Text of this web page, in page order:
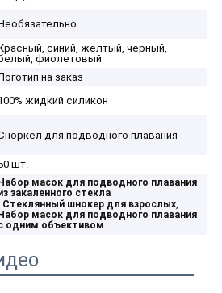
синий, желтый, черный,
фиолетовый
на заказ
жидкий силикон
для подводного плавания
шт.
Набор масок для подводного плавания
закаленного стекла
Стеклянный шнокер для взрослых,
Набор масок для подводного плавания
одним объективом